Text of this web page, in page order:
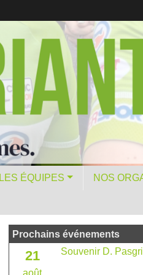
LES ÉQUIPES NOS
Prochains événements
21
août
Souvenir D.